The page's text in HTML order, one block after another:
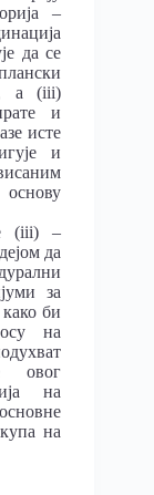
–
да се
а (iii)
и
исте
и
(iii) –
да
за
би
на
овог
на
на